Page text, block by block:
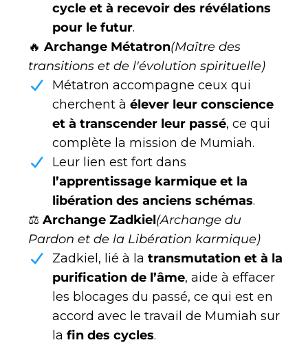
cycle et à recevoir des révélations
pour le futur.
🔥 Archange Métatron(Maître des
transitions et de l'évolution spirituelle)
Métatron accompagne ceux qui
cherchent à élever leur conscience
et à transcender leur passé, ce qui
complète la mission de Mumiah.
Leur lien est fort dans
l’apprentissage karmique et la
libération des anciens schémas.
⚖️ Archange Zadkiel(Archange du
Pardon et de la Libération karmique)
Zadkiel, lié à la transmutation et à la
purification de l’âme, aide à effacer
les blocages du passé, ce qui est en
accord avec le travail de Mumiah sur
la fin des cycles.